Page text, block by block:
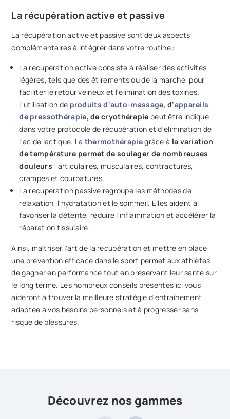
La récupération active et passive
La récupération active et passive sont deux aspects
complémentaires à intégrer dans votre routine :
La récupération active consiste à réaliser des activités
légères, tels que des étirements ou de la marche, pour
faciliter le retour veineux et l'élimination des toxines.
L'utilisation de produits d'auto-massage, d'appareils
de pressothérapie, de cryothérapie peut être indiqué
dans votre protocole de récupération et d'élimination de
l'acide lactique. La thermothérapiegrâce à la variation
de température permet de soulager de nombreuses
douleurs : articulaires, musculaires, contractures,
crampes et courbatures.
La récupération passive regroupe les méthodes de
relaxation, l'hydratation et le sommeil. Elles aident à
favoriser la détente, réduire l'inflammation et accélérer la
réparation tissulaire.
Ainsi, maîtriser l'art de la récupération et mettre en place
une prévention efficace dans le sport permet aux athlètes
de gagner en performance tout en préservant leur santé sur
le long terme. Les nombreux conseils présentés ici vous
aideront à trouver la meilleure stratégie d'entraînement
adaptée à vos besoins personnels et à progresser sans
risque de blessures.
Découvrez nos gammes